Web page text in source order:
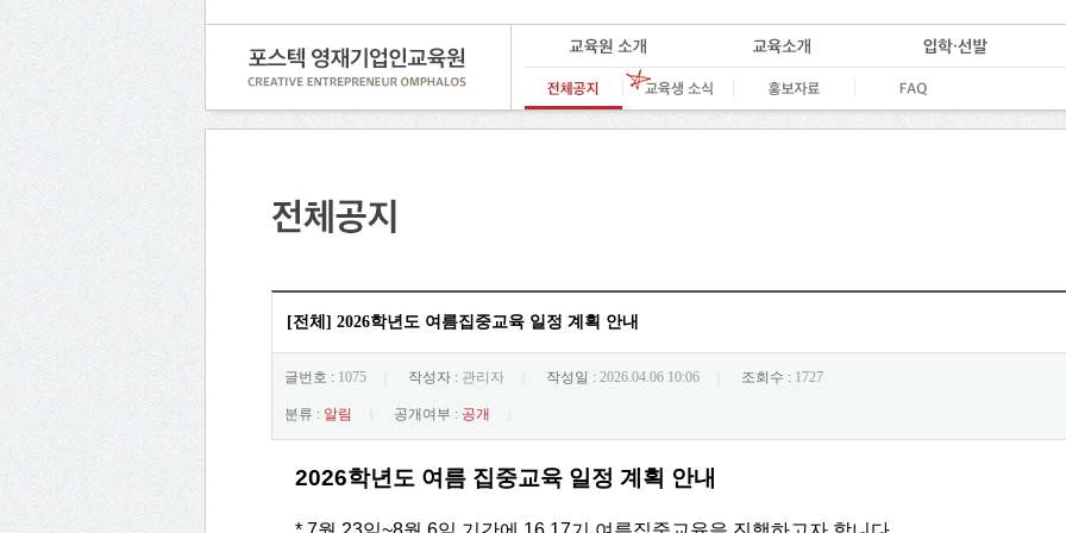
[전체] 2026학년도 여름집중교육 일정 계획 안내
글번호 : 1075 작성자 : 관리자 작성일 : 2026.04.06 10:06 조회수 : 1727
분류 : 알림 공개여부 : 공개
2026학년도 여름 집중교육 일정 계획 안내